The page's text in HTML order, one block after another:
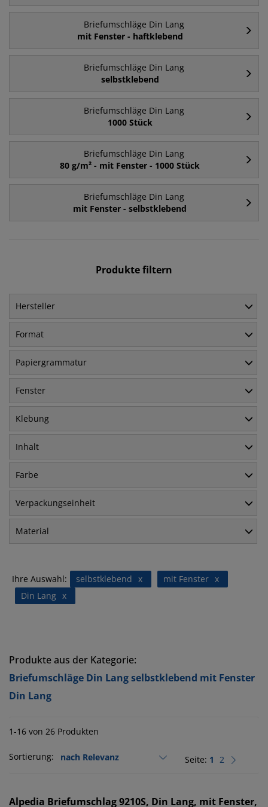
Briefumschläge Din Lang
mit Fenster - haftklebend
Briefumschläge Din Lang
selbstklebend
Briefumschläge Din Lang
1000 Stück
Briefumschläge Din Lang
80 g/m² - mit Fenster - 1000 Stück
Briefumschläge Din Lang
mit Fenster - selbstklebend
Produkte filtern
Hersteller
Format
Papiergrammatur
Fenster
Klebung
Inhalt
Farbe
Verpackungseinheit
Material
Ihre Auswahl: x
selbstklebend x
mit Fenster
x
Din Lang
Produkte aus der Kategorie:
Briefumschläge Din Lang selbstklebend mit Fenster
Din Lang
1-16 von 26 Produkten
Sortierung: Seite: 1 2
Alpedia Briefumschlag 9210S, Din Lang, mit Fenster,